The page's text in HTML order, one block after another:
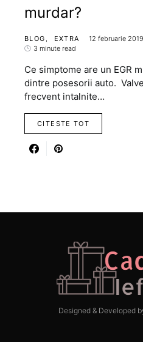
murdar?
BLOG EXTRA 12 februarie 2019
3 minute read
Ce simptome are un EGR
dintre posesorii auto.
frecvent intalnite…
CITESTE TOT
Designed & Developed